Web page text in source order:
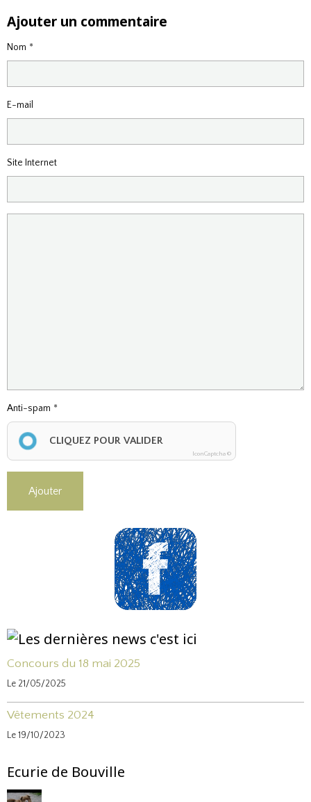
Ajouter un commentaire
Nom
E-mail
Site Internet
Anti-spam
CLIQUEZ POUR VALIDER
IconCaptcha ©
Ajouter
Concours du 18 mai 2025
Le 21/05/2025
Vêtements 2024
Le 19/10/2023
Ecurie de Bouville